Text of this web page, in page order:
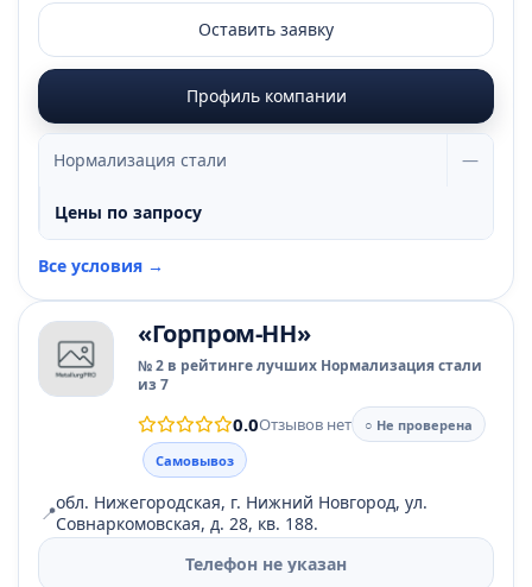
Оставить заявку
Профиль компании
Нормализация стали —
Цены по запросу
Все условия →
«Горпром-НН»
№ 2 в рейтинге лучших Нормализация стали
из 7
0.0Отзывов нет
○ Не проверена
Самовывоз
📍обл. Нижегородская, г. Нижний Новгород, ул.
Совнаркомовская, д. 28, кв. 188.
Телефон не указан